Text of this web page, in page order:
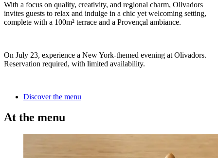
With a focus on quality, creativity, and regional charm, Olivadors
invites guests to relax and indulge in a chic yet welcoming setting,
complete with a 100m² terrace and a Provençal ambiance.
On July 23, experience a New York-themed evening at Olivadors.
Reservation required, with limited availability.
Discover the menu
At the menu